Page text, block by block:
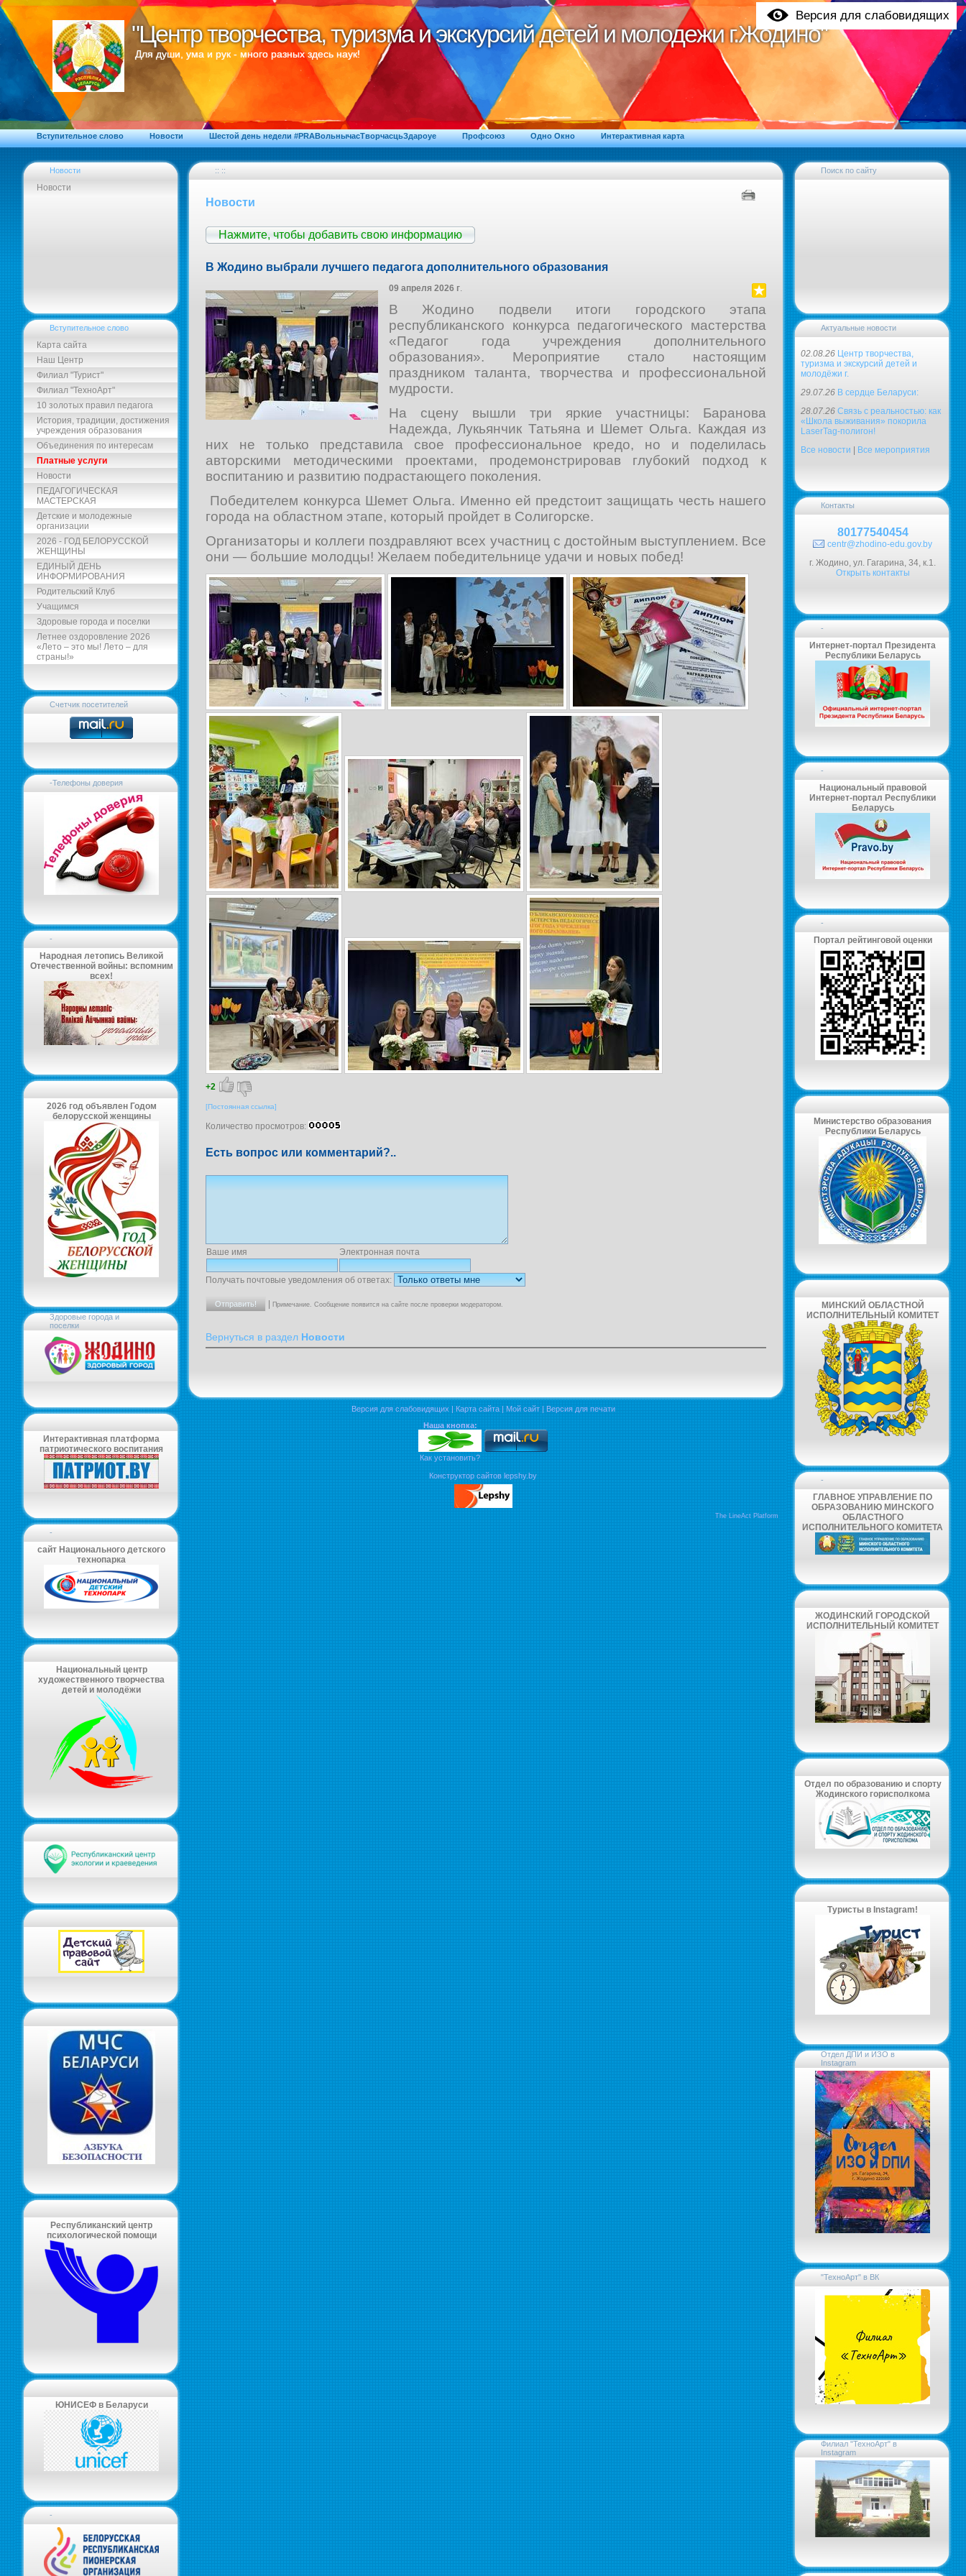
Версия для слабовидящих
"Центр творчества, туризма и экскурсий детей и молодежи г.Жодино"
"Центр творчества, туризма и экскурсий детей и молодежи г.Жодино"
Для души, ума и рук - много разных здесь наук!
Вступительное слово Новости Шестой день недели #PRAВольнычасТворчасцьЗдароуе Профсоюз Одно Окно Интерактивная карта
Новости
Новости
Вступительное слово
Карта сайта
Наш Центр
Филиал "Турист"
Филиал "ТехноАрт"
10 золотых правил педагога
История, традиции, достижения
учреждения образования
Объединения по интересам
Платные услуги
Новости
ПЕДАГОГИЧЕСКАЯ
МАСТЕРСКАЯ
Детские и молодежные
организации
2026 - ГОД БЕЛОРУССКОЙ
ЖЕНЩИНЫ
ЕДИНЫЙ ДЕНЬ
ИНФОРМИРОВАНИЯ
Родительский Клуб
Учащимся
Здоровые города и поселки
Летнее оздоровление 2026
«Лето – это мы! Лето – для
страны!»
Счетчик посетителей
-Телефоны доверия
-
Народная летопись Великой
Отечественной войны: вспомним
всех!
2026 год объявлен Годом
белорусской женщины
Здоровые города и
поселки
Интерактивная платформа
патриотического воспитания
-
сайт Национального детского
технопарка
Национальный центр
художественного творчества
детей и молодёжи
Республиканский центр
психологической помощи
ЮНИСЕФ в Беларуси
-
:: ::
Новости
Нажмите, чтобы добавить свою информацию
В Жодино выбрали лучшего педагога дополнительного образования
09 апреля 2026 г.
В Жодино подвели итоги городского этапа
республиканского конкурса педагогического мастерства
«Педагог года учреждения дополнительного
образования». Мероприятие стало настоящим
праздником таланта, творчества и профессиональной
мудрости.
На сцену вышли три яркие участницы: Баранова
Надежда, Лукьянчик Татьяна и Шемет Ольга. Каждая из
них не только представила свое профессиональное кредо, но и поделилась
авторскими методическими проектами, продемонстрировав глубокий подход к
воспитанию и развитию подрастающего поколения.
Победителем конкурса Шемет Ольга. Именно ей предстоит защищать честь нашего
города на областном этапе, который пройдет в Солигорске.
Организаторы и коллеги поздравляют всех участниц с достойным выступлением. Все
они — большие молодцы! Желаем победительнице удачи и новых побед!
+2
[Постоянная ссылка]
Количество просмотров:
Есть вопрос или комментарий?..
Ваше имя Электронная почта
Получать почтовые уведомления об ответах:
| Примечание. Сообщение появится на сайте после проверки модератором.
Вернуться в раздел Новости
Версия для слабовидящих | Карта сайта | Мой сайт | Версия для печати
Наша кнопка:
Как установить?
Конструктор сайтов lepshy.by
The LineAct Platform
Поиск по сайту
Актуальные новости
02.08.26 Центр творчества,
туризма и экскурсий детей и
молодёжи г.
29.07.26 В сердце Беларуси:
28.07.26 Связь с реальностью: как
«Школа выживания» покорила
LaserTag-полигон!
Все новости
Все мероприятия
Контакты
80177540454
centr@zhodino-edu.gov.by
г. Жодино, ул. Гагарина, 34, к.1.
Открыть контакты
-
Интернет-портал Президента
Республики Беларусь
-
Национальный правовой
Интернет-портал Республики
Беларусь
-
Портал рейтинговой оценки
Министерство образования
Республики Беларусь
МИНСКИЙ ОБЛАСТНОЙ
ИСПОЛНИТЕЛЬНЫЙ КОМИТЕТ
-
ГЛАВНОЕ УПРАВЛЕНИЕ ПО
ОБРАЗОВАНИЮ МИНСКОГО
ОБЛАСТНОГО
ИСПОЛНИТЕЛЬНОГО КОМИТЕТА
ЖОДИНСКИЙ ГОРОДСКОЙ
ИСПОЛНИТЕЛЬНЫЙ КОМИТЕТ
Отдел по образованию и спорту
Жодинского горисполкома
Туристы в Instagram!
Отдел ДПИ и ИЗО в
Instagram
"ТехноАрт" в ВК
Филиал "ТехноАрт" в
Instagram